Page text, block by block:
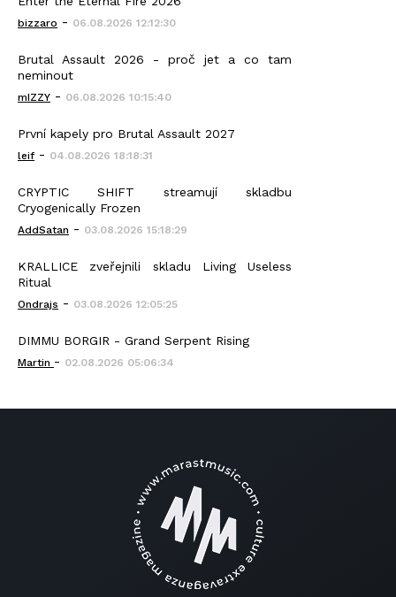
bizzaro - 06.08.2026 12:12:30
Brutal Assault 2026 - proč jet a co tam
neminout
mIZZY - 06.08.2026 10:15:40
První kapely pro Brutal Assault 2027
leif - 04.08.2026 18:18:31
CRYPTIC SHIFT streamují skladbu
Cryogenically Frozen
AddSatan - 03.08.2026 15:18:29
KRALLICE zveřejnili skladu Living Useless
Ritual
Ondrajs - 03.08.2026 12:05:25
DIMMU BORGIR - Grand Serpent Rising
Martin - 02.08.2026 05:06:34